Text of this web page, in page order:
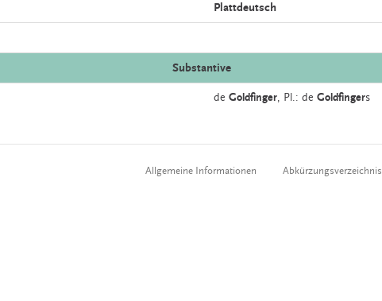
Plattdeutsch
Substantive
de Goldfinger, Pl.: de Goldfingers
Allgemeine Informationen Abkürzungsverzeichnis